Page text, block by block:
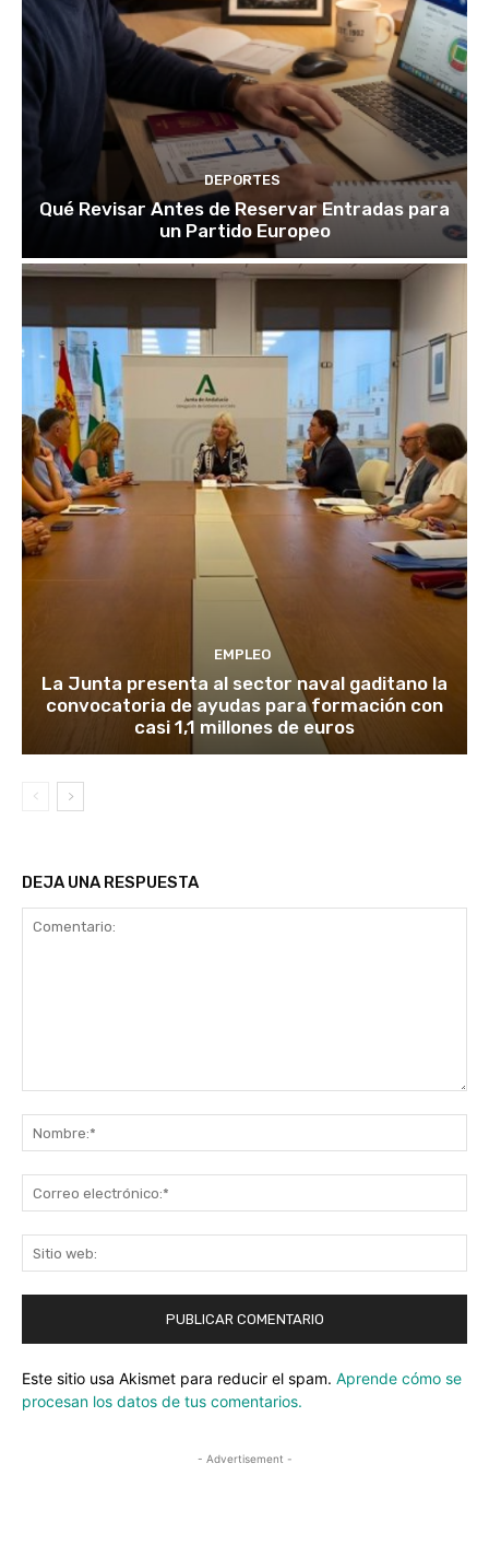
DEPORTES
Qué Revisar Antes de Reservar Entradas para
un Partido Europeo
EMPLEO
La Junta presenta al sector naval gaditano la
convocatoria de ayudas para formación con
casi 1,1 millones de euros
DEJA UNA RESPUESTA
Este sitio usa Akismet para reducir el spam. Aprende cómo se
procesan los datos de tus comentarios.
- Advertisement -